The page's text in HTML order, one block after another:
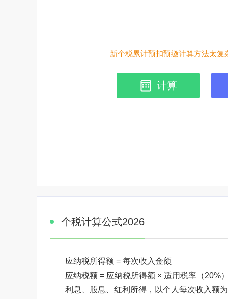
新个税累计预扣预缴计算方法太
计算
个税计算公式2026
应纳税所得额 = 每次收入金额
应纳税额 = 应纳税所得额 × 适用税率（20%
利息、股息、红利所得，以个人每次收入额